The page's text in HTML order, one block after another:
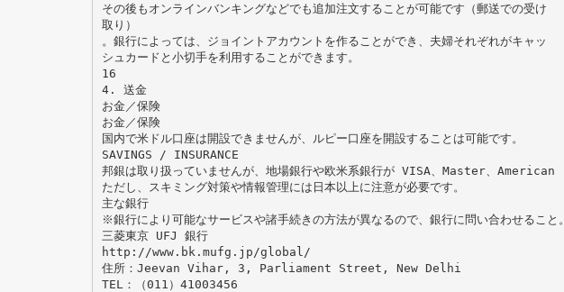
その後もオンラインバンキングなどでも追加注文することが可能です（郵送での受け
取り）
。銀行によっては、ジョイントアカウントを作ることができ、夫婦それぞれがキャッ
シュカードと小切手を利用することができます。
16
4. 送金
お金／保険
お金／保険
国内で米ドル口座は開設できませんが、ルピー口座を開設することは可能です。
SAVINGS / INSURANCE
邦銀は取り扱っていませんが、地場銀行や欧米系銀行が VISA、Master、American
ただし、スキミング対策や情報管理には日本以上に注意が必要です。
主な銀行
※銀行により可能なサービスや諸手続きの方法が異なるので、銀行に問い合わせること。
三菱東京 UFJ 銀行
http://www.bk.mufg.jp/global/
住所：Jeevan Vihar, 3, Parliament Street, New Delhi
TEL：（011）41003456